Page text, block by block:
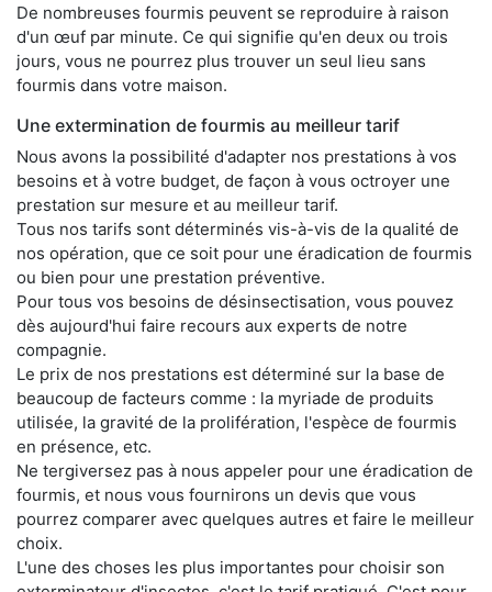
De nombreuses fourmis peuvent se reproduire à raison
d'un œuf par minute. Ce qui signifie qu'en deux ou trois
jours, vous ne pourrez plus trouver un seul lieu sans
fourmis dans votre maison.
Une extermination de fourmis au meilleur tarif
Nous avons la possibilité d'adapter nos prestations à vos
besoins et à votre budget, de façon à vous octroyer une
prestation sur mesure et au meilleur tarif.
Tous nos tarifs sont déterminés vis-à-vis de la qualité de
nos opération, que ce soit pour une éradication de fourmis
ou bien pour une prestation préventive.
Pour tous vos besoins de désinsectisation, vous pouvez
dès aujourd'hui faire recours aux experts de notre
compagnie.
Le prix de nos prestations est déterminé sur la base de
beaucoup de facteurs comme : la myriade de produits
utilisée, la gravité de la prolifération, l'espèce de fourmis
en présence, etc.
Ne tergiversez pas à nous appeler pour une éradication de
fourmis, et nous vous fournirons un devis que vous
pourrez comparer avec quelques autres et faire le meilleur
choix.
L'une des choses les plus importantes pour choisir son